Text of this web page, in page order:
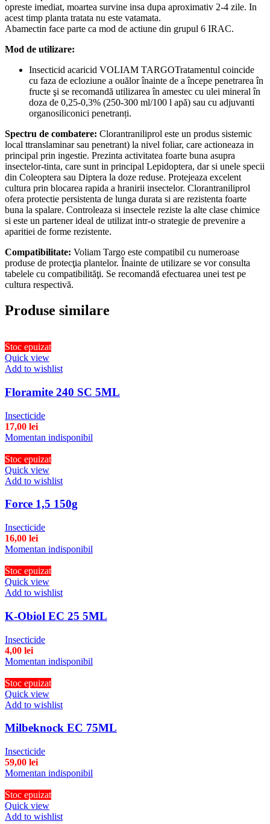
opreste imediat, moartea survine insa dupa aproximativ 2-4 zile. In
acest timp planta tratata nu este vatamata.
Abamectin face parte ca mod de actiune din grupul 6 IRAC.
Mod de utilizare:
Insecticid acaricid VOLIAM TARGOTratamentul coincide
cu faza de ecloziune a ouălor înainte de a începe penetrarea în
fructe şi se recomandă utilizarea în amestec cu ulei mineral în
doza de 0,25-0,3% (250-300 ml/100 l apă) sau cu adjuvanti
organosiliconici penetranți.
Spectru de combatere: Clorantraniliprol este un produs sistemic
local ttranslaminar sau penetrant) la nivel foliar, care actioneaza in
principal prin ingestie. Prezinta activitatea foarte buna asupra
insectelor-tinta, care sunt in principal Lepidoptera, dar si unele specii
din Coleoptera sau Diptera la doze reduse. Protejeaza excelent
cultura prin blocarea rapida a hranirii insectelor. Clorantraniliprol
ofera protectie persistenta de lunga durata si are rezistenta foarte
buna la spalare. Controleaza si insectele reziste la alte clase chimice
si este un partener ideal de utilizat intr-o strategie de prevenire a
aparitiei de forme rezistente.
Compatibilitate: Voliam Targo este compatibil cu numeroase
produse de protecţia plantelor. Înainte de utilizare se vor consulta
tabelele cu compatibilităţi. Se recomandă efectuarea unei test pe
cultura respectivă.
Produse similare
Stoc epuizat
Quick view
Add to wishlist
Floramite 240 SC 5ML
Insecticide
17,00 lei
Momentan indisponibil
Stoc epuizat
Quick view
Add to wishlist
Force 1,5 150g
Insecticide
16,00 lei
Momentan indisponibil
Stoc epuizat
Quick view
Add to wishlist
K-Obiol EC 25 5ML
Insecticide
4,00 lei
Momentan indisponibil
Stoc epuizat
Quick view
Add to wishlist
Milbeknock EC 75ML
Insecticide
59,00 lei
Momentan indisponibil
Stoc epuizat
Quick view
Add to wishlist